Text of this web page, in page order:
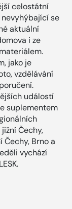
celostátní
nevyhýbající se
aktuální
i ze
jako je
vzdělávání
událostí
suplementem
Čechy,
Čechy, Brno a
vychází